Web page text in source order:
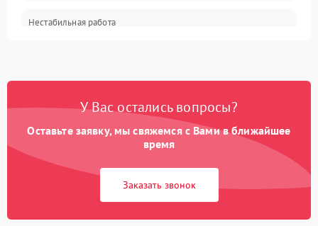
Электронные компоненты
Система охлаждения
Экран (дисплей)
Программные сбои
Нестабильная работа
У Вас остались вопросы?
Оставьте заявку, мы свяжемся с Вами в ближайшее
время
Заказать звонок